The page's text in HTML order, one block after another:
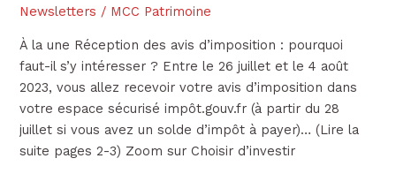
Newsletters / MCC Patrimoine
À la une Réception des avis d’imposition : pourquoi
faut-il s’y intéresser ? Entre le 26 juillet et le 4 août
2023, vous allez recevoir votre avis d’imposition dans
votre espace sécurisé impôt.gouv.fr (à partir du 28
juillet si vous avez un solde d’impôt à payer)… (Lire la
suite pages 2-3) Zoom sur Choisir d’investir
trimestre